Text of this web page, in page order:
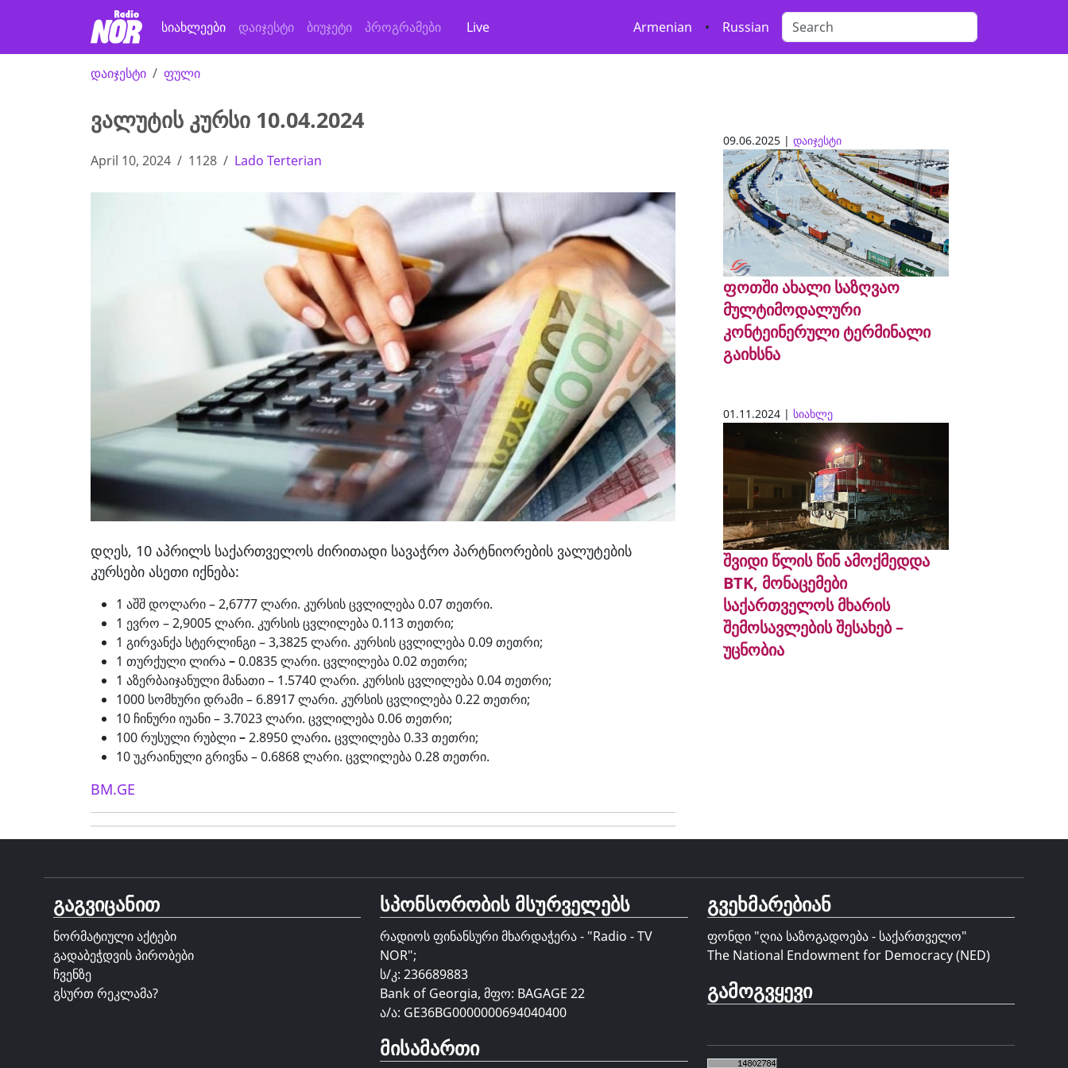
სიახლეები დაიჯესტი ბიუჯეტი პროგრამები Live Armenian • Russian
დაიჯესტი ფული
ვალუტის კურსი 10.04.2024
April 10, 2024 1128 Lado Terterian
დღეს, 10 აპრილს საქართველოს ძირითადი სავაჭრო პარტნიორების ვალუტების
კურსები ასეთი იქნება:
1 აშშ დოლარი – 2,6777 ლარი. კურსის ცვლილება 0.07 თეთრი.
1 ევრო – 2,9005 ლარი. კურსის ცვლილება 0.113 თეთრი;
1 გირვანქა სტერლინგი – 3,3825 ლარი. კურსის ცვლილება 0.09 თეთრი;
1 თურქული ლირა–0.0835 ლარი. ცვლილება 0.02 თეთრი;
1 აზერბაიჯანული მანათი – 1.5740 ლარი. კურსის ცვლილება 0.04 თეთრი;
1000 სომხური დრამი – 6.8917 ლარი. კურსის ცვლილება 0.22 თეთრი;
10 ჩინური იუანი – 3.7023 ლარი. ცვლილება 0.06 თეთრი;
100 რუსული რუბლი–2.8950 ლარი. ცვლილება 0.33 თეთრი;
10 უკრაინული გრივნა – 0.6868 ლარი. ცვლილება 0.28 თეთრი.
BM.GE
09.06.2025 | დაიჯესტი
ფოთში ახალი საზღვაო
მულტიმოდალური
კონტეინერული ტერმინალი
გაიხსნა
01.11.2024 | სიახლე
შვიდი წლის წინ ამოქმედდა
BTK, მონაცემები
საქართველოს მხარის
შემოსავლების შესახებ –
უცნობია
გაგვიცანით
ნორმატიული აქტები
გადაბეჭდვის პირობები
ჩვენზე
გსურთ რეკლამა?
სპონსორობის მსურველებს
რადიოს ფინანსური მხარდაჭერა - "Radio - TV
NOR";
ს/კ: 236689883
Bank of Georgia, მფო: BAGAGE 22
ა/ა: GE36BG0000000694040400
მისამართი
გვეხმარებიან
ფონდი "ღია საზოგადოება - საქართველო"
The National Endowment for Democracy (NED)
გამოგვყევი